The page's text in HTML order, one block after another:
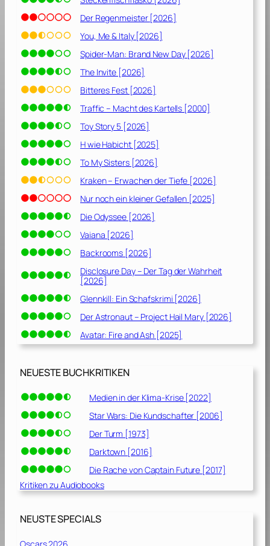
0
]
Der Regenmeister [2026]
You, Me & Italy [2026]
Spider-Man: Brand New Day [2026]
The Invite [2026]
Bitteres Fest [2026]
Traffic – Macht des Kartells [2000]
Toy Story 5 [2026]
H wie Habicht [2025]
To My Sisters [2026]
Kraken – Erwachen der Tiefe [2026]
Nur noch ein kleiner Gefallen [2025]
Die Odyssee [2026]
Vaiana [2026]
Backrooms [2026]
Disclosure Day – Der Tag der Wahrheit
[2026]
Glennkill: Ein Schafskrimi [2026]
Der Astronaut – Project Hail Mary [2026]
Avatar: Fire and Ash [2025]
NEUESTE BUCHKRITIKEN
Medien in der Klima-Krise [2022]
Star Wars: Die Kundschafter [2006]
Der Turm [1973]
Darktown [2016]
Die Rache von Captain Future [2017]
Kritiken zu Audiobooks
NEUSTE SPECIALS